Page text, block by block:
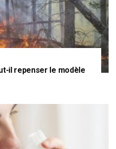
il repenser le modèle